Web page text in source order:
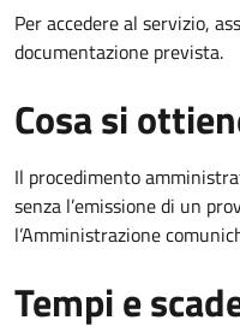
Per accedere al servizio,
documentazione prevista.
Cosa si
Il procedimento
senza l’emissione di un
l’Amministrazione
Tempi e